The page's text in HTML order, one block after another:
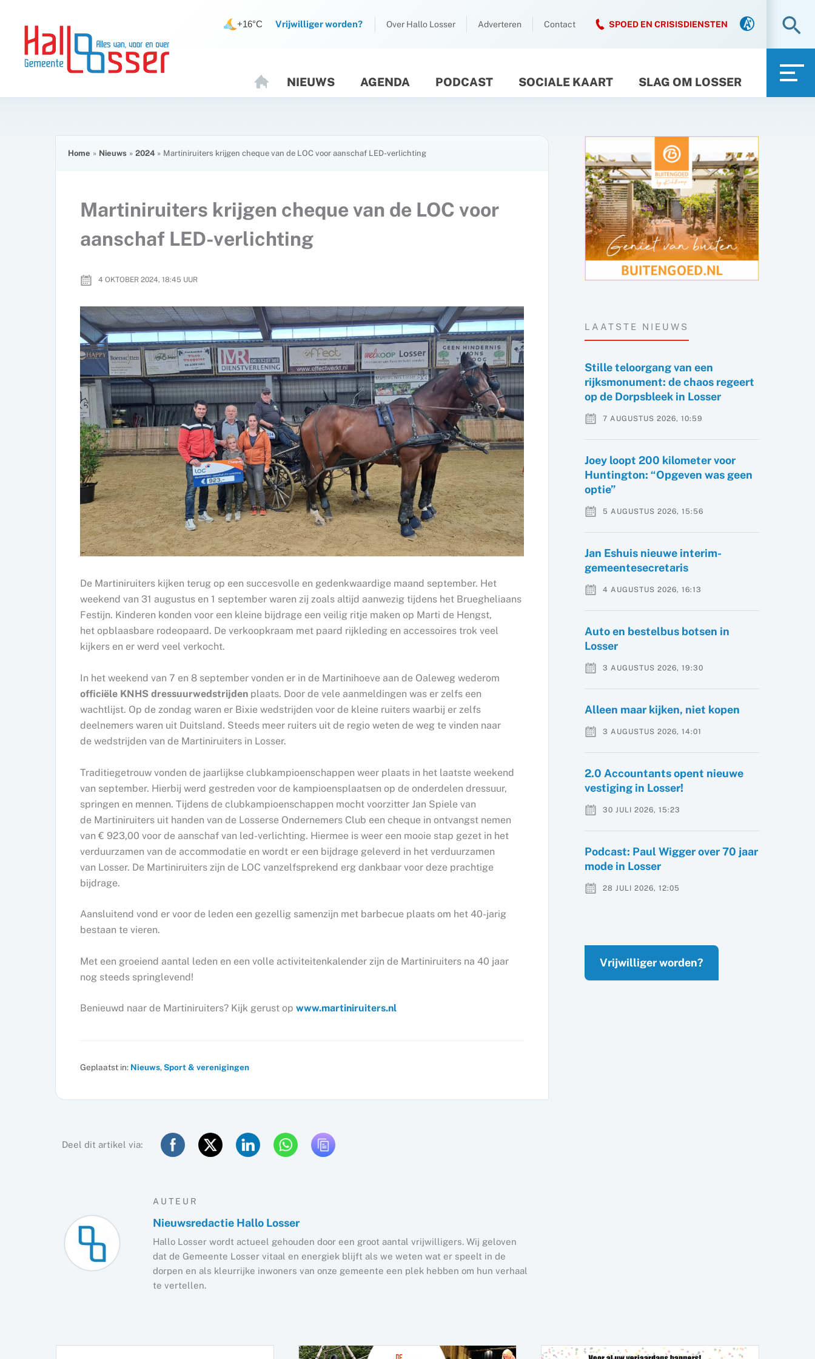
inhoud
inhoud
+16°C Vrijwilliger worden? Over Hallo Losser Adverteren Contact SPOED EN CRISISDIENSTEN
O
M
NIEUWS AGENDA PODCAST SOCIALE KAART SLAG OM LOSSER
Home Nieuws 2024 Martiniruiters krijgen cheque van de LOC voor aanschaf LED-verlichting
Martiniruiters krijgen cheque van de LOC voor
aanschaf LED-verlichting
4 OKTOBER 2024, 18:45 UUR
De Martiniruiters kijken terug op een succesvolle en gedenkwaardige maand september. Het
weekend van 31 augustus en 1 september waren zij zoals altijd aanwezig tijdens het Bruegheliaans
Festijn. Kinderen konden voor een kleine bijdrage een veilig ritje maken op Marti de Hengst,
het opblaasbare rodeopaard. De verkoopkraam met paard rijkleding en accessoires trok veel
kijkers en er werd veel verkocht.
In het weekend van 7 en 8 september vonden er in de Martinihoeve aan de Oaleweg wederom
officiële KNHS dressuurwedstrijden plaats. Door de vele aanmeldingen was er zelfs een
wachtlijst. Op de zondag waren er Bixie wedstrijden voor de kleine ruiters waarbij er zelfs
deelnemers waren uit Duitsland. Steeds meer ruiters uit de regio weten de weg te vinden naar
de wedstrijden van de Martiniruiters in Losser.
Traditiegetrouw vonden de jaarlijkse clubkampioenschappen weer plaats in het laatste weekend
van september. Hierbij werd gestreden voor de kampioensplaatsen op de onderdelen dressuur,
springen en mennen. Tijdens de clubkampioenschappen mocht voorzitter Jan Spiele van
de Martiniruiters uit handen van de Losserse Ondernemers Club een cheque in ontvangst nemen
van € 923,00 voor de aanschaf van led-verlichting. Hiermee is weer een mooie stap gezet in het
verduurzamen van de accommodatie en wordt er een bijdrage geleverd in het verduurzamen
van Losser. De Martiniruiters zijn de LOC vanzelfsprekend erg dankbaar voor deze prachtige
bijdrage.
Aansluitend vond er voor de leden een gezellig samenzijn met barbecue plaats om het 40-jarig
bestaan te vieren.
Met een groeiend aantal leden en een volle activiteitenkalender zijn de Martiniruiters na 40 jaar
nog steeds springlevend!
Benieuwd naar de Martiniruiters? Kijk gerust op www.martiniruiters.nl
Geplaatst in: Nieuws,Sport & verenigingen
Deel dit artikel via:
AUTEUR
Nieuwsredactie Hallo Losser
Hallo Losser wordt actueel gehouden door een groot aantal vrijwilligers. Wij geloven
dat de Gemeente Losser vitaal en energiek blijft als we weten wat er speelt in de
dorpen en als kleurrijke inwoners van onze gemeente een plek hebben om hun verhaal
te vertellen.
LAATSTE NIEUWS
Stille teloorgang van een
rijksmonument: de chaos regeert
op de Dorpsbleek in Losser
7 AUGUSTUS 2026, 10:59
Joey loopt 200 kilometer voor
Huntington: “Opgeven was geen
optie”
5 AUGUSTUS 2026, 15:56
Jan Eshuis nieuwe interim-
gemeentesecretaris
4 AUGUSTUS 2026, 16:13
Auto en bestelbus botsen in
Losser
3 AUGUSTUS 2026, 19:30
Alleen maar kijken, niet kopen
3 AUGUSTUS 2026, 14:01
2.0 Accountants opent nieuwe
vestiging in Losser!
30 JULI 2026, 15:23
Podcast: Paul Wigger over 70 jaar
mode in Losser
28 JULI 2026, 12:05
Vrijwilliger worden?